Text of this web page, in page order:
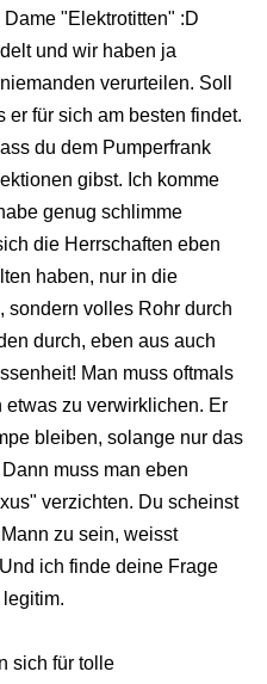
"Elektrotitten" :D
und wir haben ja
verurteilen. Soll
er für sich am besten findet.
du dem Pumperfrank
gibst. Ich komme
genug schlimme
die Herrschaften eben
haben, nur in die
sondern volles Rohr durch
durch, eben aus auch
Man muss oftmals
etwas zu verwirklichen. Er
bleiben, solange nur das
muss man eben
verzichten. Du scheinst
zu sein, weisst
ich finde deine Frage
sich für tolle